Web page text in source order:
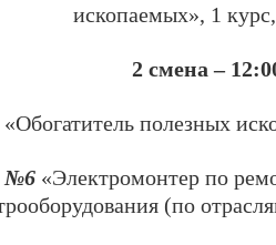
ископаемых», 1
2 смена –
«Обогатитель полезных
№6 «Электромонтер по
(по